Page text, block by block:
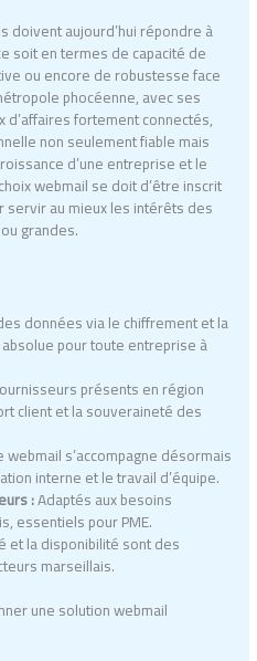
doivent aujourd’hui répondre à
soit en termes de capacité de
ou encore de robustesse face
phocéenne, avec ses
fortement connectés,
non seulement fiable mais
d’une entreprise et le
webmail se doit d’être inscrit
servir au mieux les intérêts des
grandes.
données via le chiffrement et la
pour toute entreprise à
présents en région
client et la souveraineté des
webmail s’accompagne désormais
interne et le travail d’équipe.
:Adaptés aux besoins
essentiels pour PME.
et la disponibilité sont des
marseillais.
une solution webmail